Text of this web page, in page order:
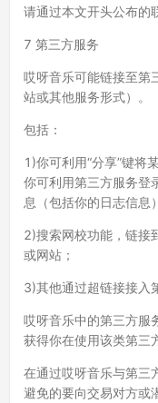
请通过本文开头公布的
7 第三方服务
哎呀音乐可能链接至第
站或其他服务形式）。
包括：
1)你可利用“分享”键将
你可利用第三方服务登
息（包括你的日志信息
2)搜索网校功能，链接
或网站；
3)其他通过超链接接入
哎呀音乐中的第三方服
获得你在使用该类第三
在通过哎呀音乐与第三
避免的要向交易对方或